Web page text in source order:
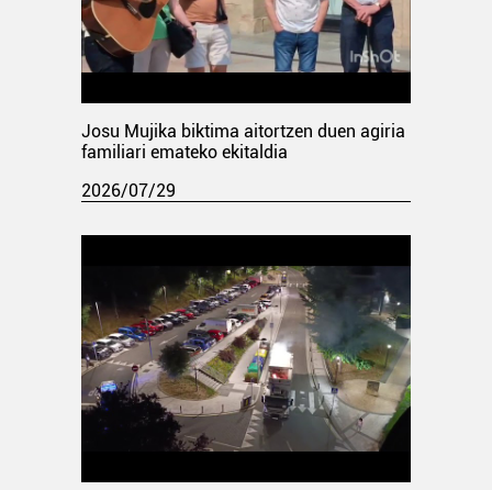
Josu Mujika biktima aitortzen duen agiria
familiari emateko ekitaldia
2026/07/29